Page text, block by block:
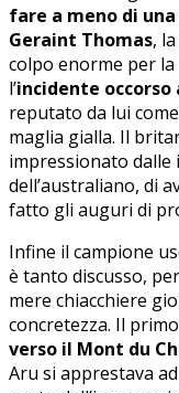
fare a meno di
Geraint Thomas,
colpo enorme per la
l’incidente occorso
reputato da lui
maglia gialla. Il
impressionato dalle
dell’australiano, di
fatto gli auguri di
Infine il campione
è tanto discusso,
mere chiacchiere
concretezza. Il
verso il Mont du
Aru si apprestava